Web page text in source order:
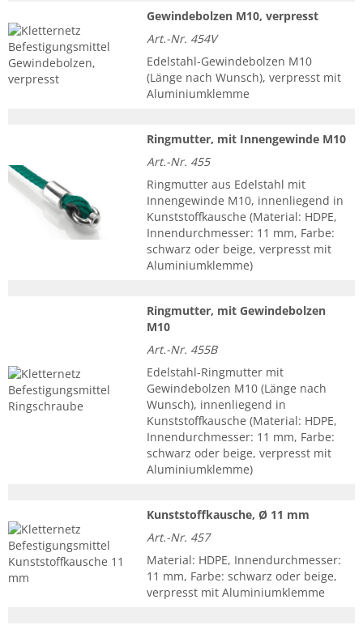
Gewindebolzen M10, verpresst
Art.-Nr. 454V
Edelstahl-Gewindebolzen M10
(Länge nach Wunsch), verpresst mit
Aluminiumklemme
Ringmutter, mit Innengewinde M10
Art.-Nr. 455
Ringmutter aus Edelstahl mit
Innengewinde M10, innenliegend in
Kunststoffkausche (Material: HDPE,
Innendurchmesser: 11 mm, Farbe:
schwarz oder beige, verpresst mit
Aluminiumklemme)
Ringmutter, mit Gewindebolzen
M10
Art.-Nr. 455B
Edelstahl-Ringmutter mit
Gewindebolzen M10 (Länge nach
Wunsch), innenliegend in
Kunststoffkausche (Material: HDPE,
Innendurchmesser: 11 mm, Farbe:
schwarz oder beige, verpresst mit
Aluminiumklemme)
Kunststoffkausche, Ø 11 mm
Art.-Nr. 457
Material: HDPE, Innendurchmesser:
11 mm, Farbe: schwarz oder beige,
verpresst mit Aluminiumklemme